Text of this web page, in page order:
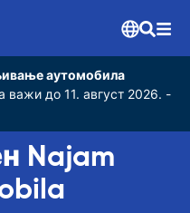
аутомобила
важи до 11. август 2026. -
Najam